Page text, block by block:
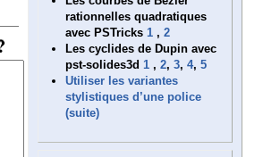
rationnelles quadratiques
avec PSTricks 1 , 2
Les cyclides de Dupin avec
pst-solides3d 1 , 2, 3, 4, 5
Utiliser les variantes
stylistiques d’une police
(suite)